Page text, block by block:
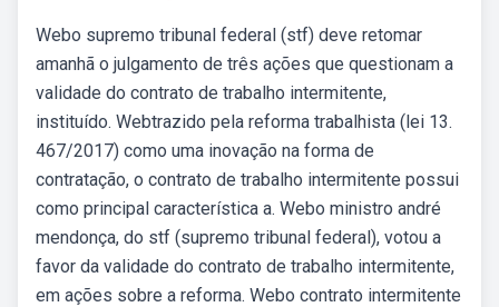
Webo supremo tribunal federal (stf) deve retomar
amanhã o julgamento de três ações que questionam a
validade do contrato de trabalho intermitente,
instituído. Webtrazido pela reforma trabalhista (lei 13.
467/2017) como uma inovação na forma de
contratação, o contrato de trabalho intermitente possui
como principal característica a. Webo ministro andré
mendonça, do stf (supremo tribunal federal), votou a
favor da validade do contrato de trabalho intermitente,
em ações sobre a reforma. Webo contrato intermitente